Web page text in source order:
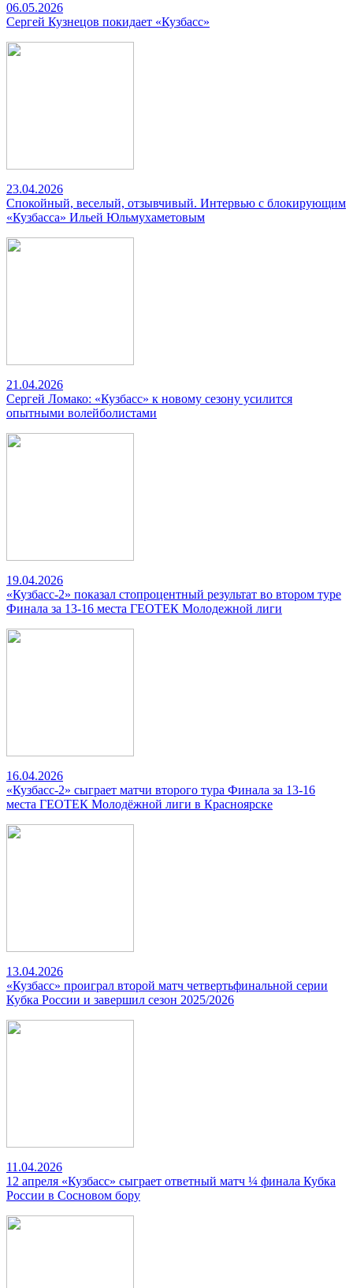
06.05.2026
Сергей Кузнецов покидает «Кузбасс»
23.04.2026
Спокойный, веселый, отзывчивый. Интервью с блокирующим
«Кузбасса» Ильей Юльмухаметовым
21.04.2026
Сергей Ломако: «Кузбасс» к новому сезону усилится
опытными волейболистами
19.04.2026
«Кузбасс-2» показал стопроцентный результат во втором туре
Финала за 13-16 места ГЕОТЕК Молодежной лиги
16.04.2026
«Кузбасс-2» сыграет матчи второго тура Финала за 13-16
места ГЕОТЕК Молодёжной лиги в Красноярске
13.04.2026
«Кузбасс» проиграл второй матч четвертьфинальной серии
Кубка России и завершил сезон 2025/2026
11.04.2026
12 апреля «Кузбасс» сыграет ответный матч ¼ финала Кубка
России в Сосновом бору